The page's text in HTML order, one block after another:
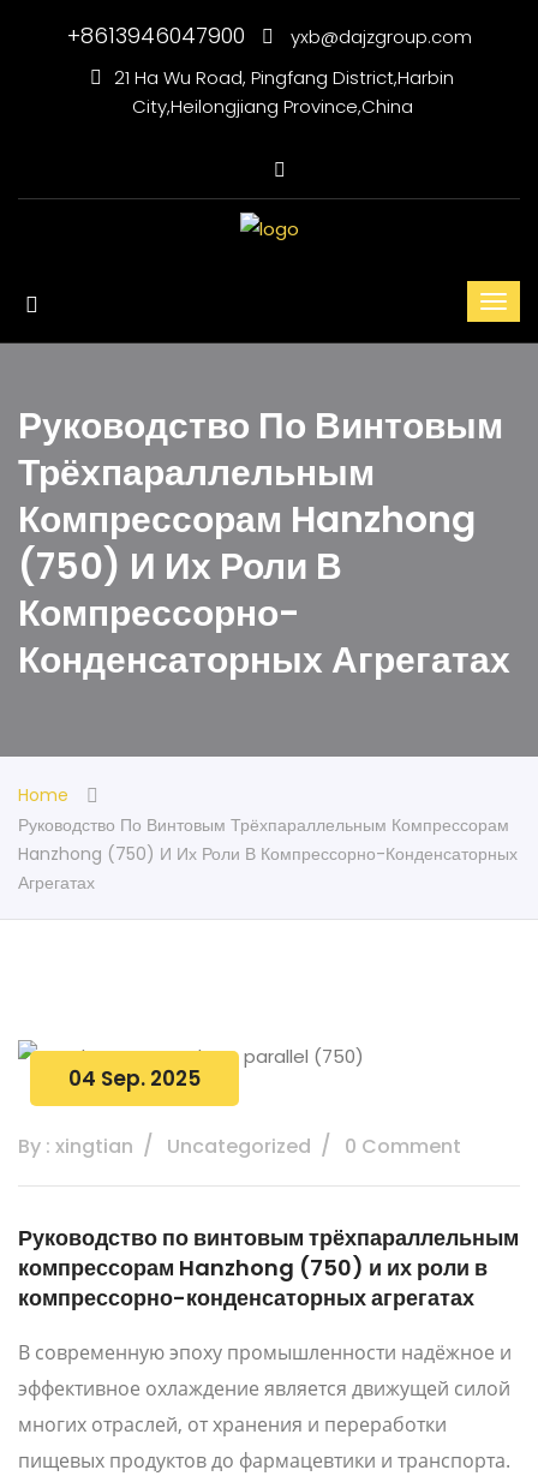
+8613946047900
yxb@dajzgroup.com
21 Ha Wu Road, Pingfang District,Harbin
City,Heilongjiang Province,China
Руководство По Винтовым
Трёхпараллельным
Компрессорам Hanzhong
(750) И Их Роли В
Компрессорно-
Конденсаторных Агрегатах
Home
Руководство По Винтовым Трёхпараллельным Компрессорам
Hanzhong (750) И Их Роли В Компрессорно-Конденсаторных
Агрегатах
04 Sep. 2025
By : xingtian Uncategorized 0 Comment
Руководство по винтовым трёхпараллельным
компрессорам Hanzhong (750) и их роли в
компрессорно-конденсаторных агрегатах
В современную эпоху промышленности надёжное и
эффективное охлаждение является движущей силой
многих отраслей, от хранения и переработки
пищевых продуктов до фармацевтики и транспорта.